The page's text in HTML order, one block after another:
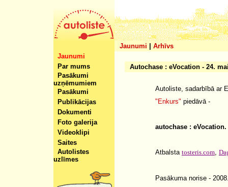
Jaunumi
Arhīvs
Jaunumi
Par mums
Pasākumi
uzņēmumiem
Pasākumi
Publikācijas
Dokumenti
Foto galerija
Videoklipi
Saites
Autolistes
uzlīmes
Autochase : eVocation - 24.
Autoliste, sadarbībā ar
"Enkurs" piedāvā -
autochase : eVocation.
Atbalsta tosteris.com,
Pasākuma norise -